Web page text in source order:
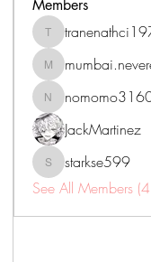
Members
tranenathci1979
nomomo3160
JackMartinez
starkse599
starkse599
See All Members